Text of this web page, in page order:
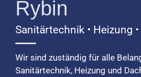
Rybin
Sanitärtechnik • Heizung
Wir sind zuständig für alle
Sanitärtechnik, Heizung und